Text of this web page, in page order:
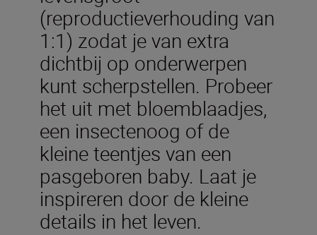
(reproductieverhouding van
1:1) zodat je van extra
dichtbij op onderwerpen
kunt scherpstellen. Probeer
het uit met bloemblaadjes,
een insectenoog of de
kleine teentjes van een
pasgeboren baby. Laat je
inspireren door de kleine
details in het leven.